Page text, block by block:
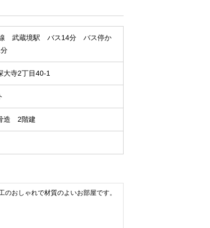
武蔵境駅 バス14分 バス停か
大寺2丁目40-1
造 2階建
おしゃれで材質のよいお部屋です。